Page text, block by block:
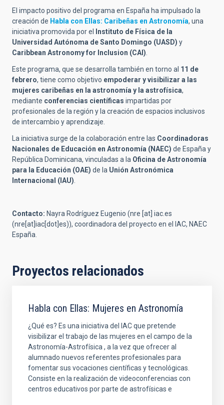
El impacto positivo del programa en España ha impulsado la
creación de Habla con Ellas: Caribeñas en Astronomía, una
iniciativa promovida por el
Instituto de Física de la
Universidad Autónoma de Santo Domingo (UASD) y
Caribbean Astronomy for Inclusion (CAI).
Este programa, que se desarrolla también en torno al 11 de
febrero, tiene como objetivo empoderar y visibilizar a las
mujeres caribeñas en la astronomía y la astrofísica,
mediante conferencias científicas impartidas por
profesionales de la región y la creación de espacios inclusivos
de intercambio y aprendizaje.
La iniciativa surge de la colaboración entre las Coordinadoras
Nacionales de Educación en Astronomía (NAEC) de España y
República Dominicana, vinculadas a la Oficina de Astronomía
para la Educación (OAE) de la Unión Astronómica
Internacional (IAU).
Contacto: Nayra Rodríguez Eugenio (nre [at] iac.es
(nre[at]iac[dot]es)), coordinadora del proyecto en el IAC, NAEC
España.
Proyectos relacionados
Habla con Ellas: Mujeres en Astronomía
¿Qué es? Es una iniciativa del IAC que pretende
visibilizar el trabajo de las mujeres en el campo de la
Astronomía-Astrofísica , a la vez que ofrecer al
alumnado nuevos referentes profesionales para
fomentar sus vocaciones científicas y tecnológicas.
Consiste en la realización de videoconferencias con
centros educativos por parte de astrofísicas e